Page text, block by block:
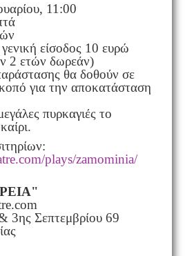
11:00
γενική είσοδος 10 ευρώ
2 ετών δωρεάν)
θα δοθούν σε
για την αποκατάσταση
πυρκαγιές το
plays/zamominia/
3ης Σεπτεμβρίου 69